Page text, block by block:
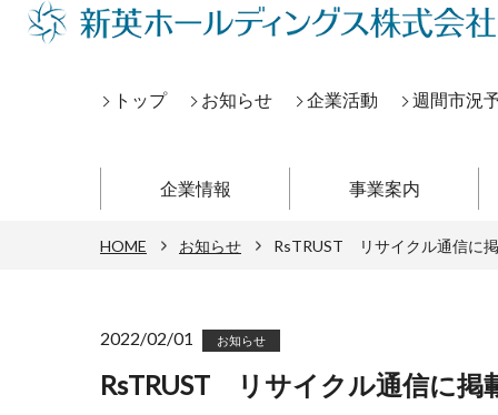
トップ お知らせ 企業活動 週間市況
企業情報 事業案内
HOME お知らせ RsTRUST リサイクル通信に
2022/02/01 お知らせ
RsTRUST リサイクル通信に掲